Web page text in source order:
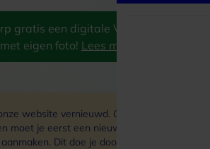
gratis een digitale VVV
eigen foto! Lees meer
website vernieuwd. Om in te
moet je eerst een nieuw
Dit doe je door op de link